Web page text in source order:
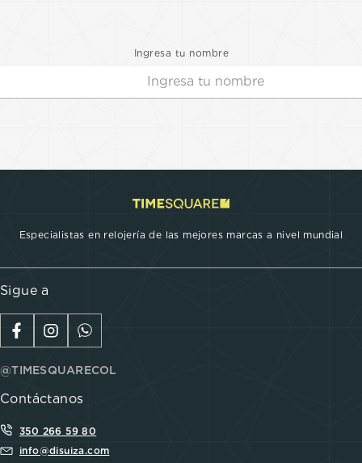
Ingresa tu nombre
Especialistas en relojería de las mejores marcas a nivel mundial
Sigue a
@TIMESQUARECOL
Contáctanos
350 266 59 80
info@disuiza.com